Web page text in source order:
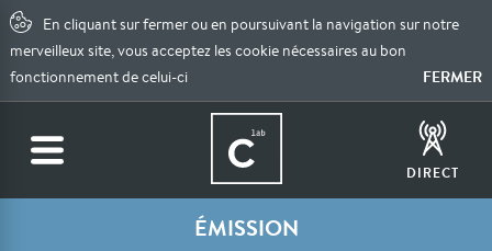
En cliquant sur fermer ou en poursuivant la navigation sur notre
merveilleux site, vous acceptez les cookie nécessaires au bon
fonctionnement de celui-ci
FERMER
DIRECT
ÉMISSION